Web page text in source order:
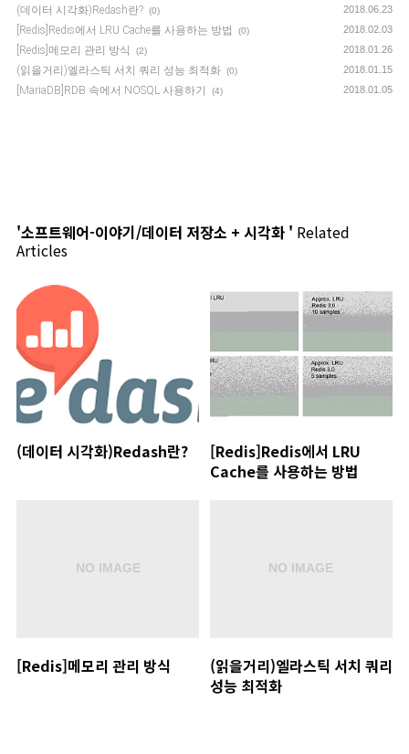
(데이터 시각화)Redash란? (0) 2018.06.23
[Redis]Redis에서 LRU Cache를 사용하는 방법 (0) 2018.02.03
[Redis]메모리 관리 방식 (2) 2018.01.26
(읽을거리)엘라스틱 서치 쿼리 성능 최적화 (0) 2018.01.15
[MariaDB]RDB 속에서 NOSQL 사용하기 (4) 2018.01.05
'소프트웨어-이야기/데이터 저장소 + 시각화 ' Related
Articles
(데이터 시각화)Redash란?
[Redis]Redis에서 LRU
Cache를 사용하는 방법
[Redis]메모리 관리 방식
(읽을거리)엘라스틱 서치 쿼리
성능 최적화